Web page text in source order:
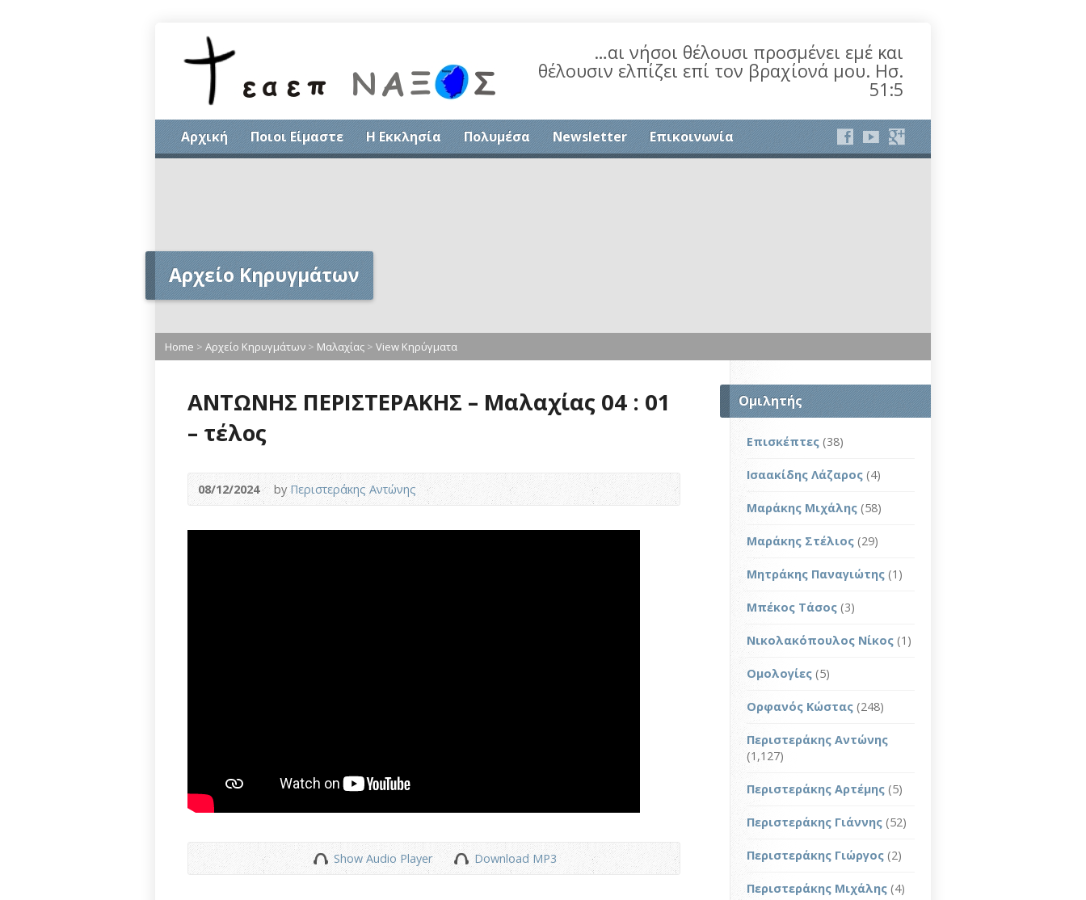
…αι νήσοι θέλουσι προσμένει εμέ και
θέλουσιν ελπίζει επί τον βραχίονά μου. Ησ.
51:5
Αρχική Ποιοι Είμαστε Η Εκκλησία Πολυμέσα Newsletter Επικοινωνία
Αρχείο Κηρυγμάτων
Home > Αρχείο Κηρυγμάτων > Μαλαχίας > View Κηρύγματα
ΑΝΤΩΝΗΣ ΠΕΡΙΣΤΕΡΑΚΗΣ – Μαλαχίας 04 : 01
– τέλος
08/12/2024 byΠεριστεράκης Αντώνης
Show Audio Player Download MP3
Ομιλητής
Επισκέπτες (38)
Ισαακίδης Λάζαρος (4)
Μαράκης Μιχάλης (58)
Μαράκης Στέλιος (29)
Μητράκης Παναγιώτης (1)
Μπέκος Τάσος (3)
Νικολακόπουλος Νίκος (1)
Ομολογίες (5)
Ορφανός Κώστας (248)
Περιστεράκης Αντώνης
(1,127)
Περιστεράκης Αρτέμης (5)
Περιστεράκης Γιάννης (52)
Περιστεράκης Γιώργος (2)
Περιστεράκης Μιχάλης (4)